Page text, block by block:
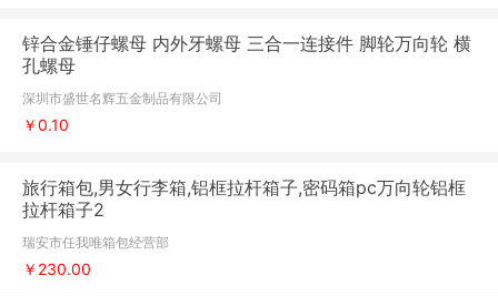
锌合金锤仔螺母 内外牙螺母 三合一连接件 脚轮万向轮 横
孔螺母
深圳市盛世名辉五金制品有限公司
￥0.10
旅行箱包,男女行李箱,铝框拉杆箱子,密码箱pc万向轮铝框
拉杆箱子2
瑞安市任我唯箱包经营部
￥230.00